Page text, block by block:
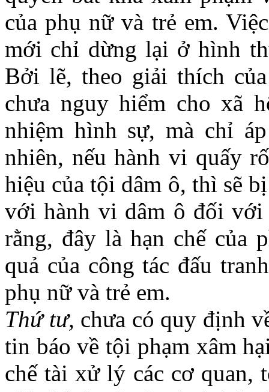
của phụ nữ và trẻ em.
mới chỉ dừng lại ở hình
Bởi lẽ, theo giải thích
chưa nguy hiểm cho xã
nhiệm hình sự, mà chỉ
nhiên, nếu hành vi quấy
hiệu của tội dâm ô, thì sẽ
với hành vi dâm ô đối
rằng, đây là hạn chế của
quả của công tác đấu
phụ nữ và trẻ em.
Thứ tư, chưa có quy định
tin báo về tội phạm xâm
chế tài xử lý các cơ quan,